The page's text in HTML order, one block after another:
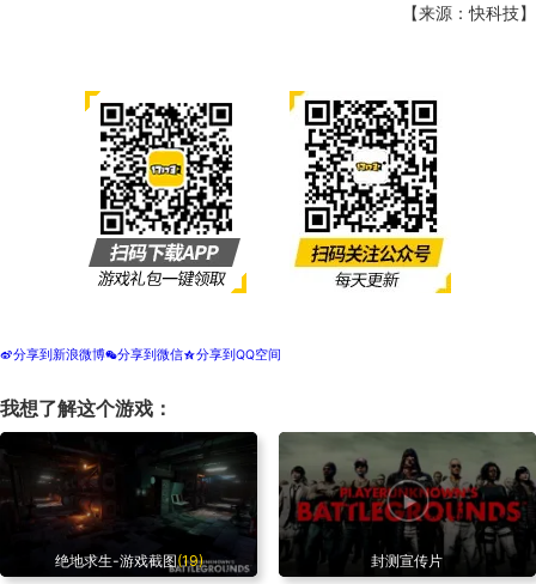
【来源：快科技】
t分享到新浪微博w分享到微信z分享到QQ空间
我想了解这个游戏：
绝地求生-游戏截图(19)
封测宣传片